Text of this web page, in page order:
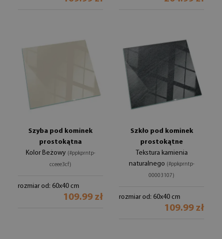
Szyba pod kominek
prostokątna
Kolor Beżowy (#ppkprntp-
cceee3cf)
rozmiar od: 60x40 cm
109.99 zł
Szkło pod kominek
prostokątne
Tekstura kamienia
naturalnego (#ppkprntp-
00003107)
rozmiar od: 60x40 cm
109.99 zł